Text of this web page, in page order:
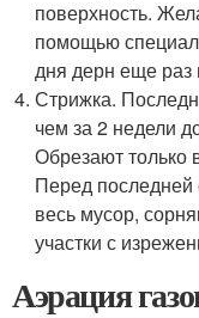
поверхность.
помощью
дня дерн еще раз
Стрижка.
чем за 2 недели
Обрезают только
Перед последней
весь мусор,
участки с
Аэрация